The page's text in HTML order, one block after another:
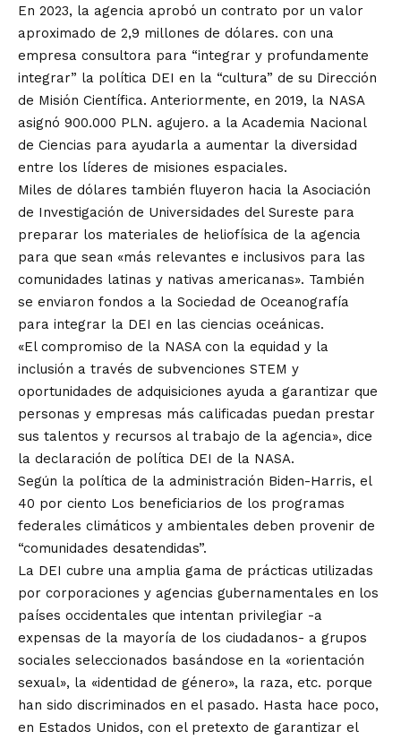
En 2023, la agencia aprobó un contrato por un valor
aproximado de 2,9 millones de dólares. con una
empresa consultora para “integrar y profundamente
integrar” la política DEI en la “cultura” de su Dirección
de Misión Científica. Anteriormente, en 2019, la NASA
asignó 900.000 PLN. agujero. a la Academia Nacional
de Ciencias para ayudarla a aumentar la diversidad
entre los líderes de misiones espaciales.
Miles de dólares también fluyeron hacia la Asociación
de Investigación de Universidades del Sureste para
preparar los materiales de heliofísica de la agencia
para que sean «más relevantes e inclusivos para las
comunidades latinas y nativas americanas». También
se enviaron fondos a la Sociedad de Oceanografía
para integrar la DEI en las ciencias oceánicas.
«El compromiso de la NASA con la equidad y la
inclusión a través de subvenciones STEM y
oportunidades de adquisiciones ayuda a garantizar que
personas y empresas más calificadas puedan prestar
sus talentos y recursos al trabajo de la agencia», dice
la declaración de política DEI de la NASA.
Según la política de la administración Biden-Harris, el
40 por ciento Los beneficiarios de los programas
federales climáticos y ambientales deben provenir de
“comunidades desatendidas”.
La DEI cubre una amplia gama de prácticas utilizadas
por corporaciones y agencias gubernamentales en los
países occidentales que intentan privilegiar -a
expensas de la mayoría de los ciudadanos- a grupos
sociales seleccionados basándose en la «orientación
sexual», la «identidad de género», la raza, etc. porque
han sido discriminados en el pasado. Hasta hace poco,
en Estados Unidos, con el pretexto de garantizar el